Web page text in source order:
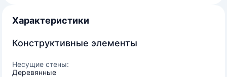
Характеристики
Конструктивные элементы
Несущие стены:
Деревянные